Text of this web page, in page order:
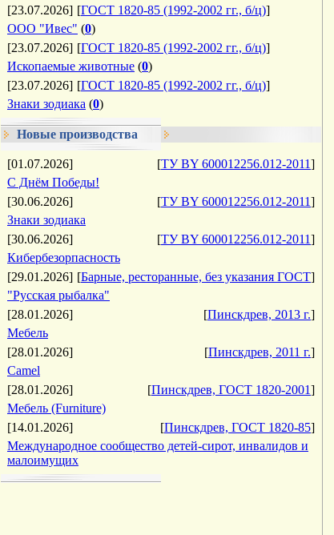
[23.07.2026] [ГОСТ 1820-85 (1992-2002 гг., б/ц)]
ООО "Ивес" (0)
[23.07.2026] [ГОСТ 1820-85 (1992-2002 гг., б/ц)]
Ископаемые животные (0)
[23.07.2026] [ГОСТ 1820-85 (1992-2002 гг., б/ц)]
Знаки зодиака (0)
Новые производства
[01.07.2026] [ТУ BY 600012256.012-2011]
С Днём Победы!
[30.06.2026]
[ТУ BY 600012256.012-2011]
Знаки зодиака
[30.06.2026]
[ТУ BY 600012256.012-2011]
Кибербезорпасность
[29.01.2026] [Барные, ресторанные, без указания ГОСТ]
"Русская рыбалка"
[28.01.2026]
[Пинскдрев, 2013 г.]
Мебель
[28.01.2026]
[Пинскдрев, 2011 г.]
Camel
[28.01.2026]
[Пинскдрев, ГОСТ 1820-2001]
Мебель (Furniture)
[14.01.2026]
[Пинскдрев, ГОСТ 1820-85]
Международное сообщество детей-сирот, инвалидов и
малоимущих